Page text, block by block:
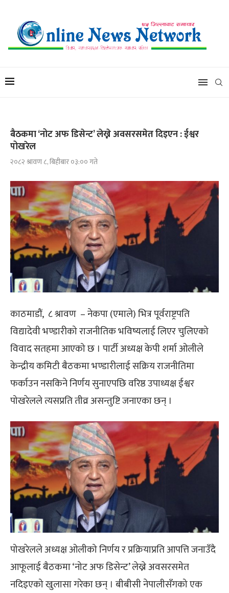
बैठकमा ‘नोट अफ डिसेन्ट’ लेख्ने अवसरसमेत दिइएन : ईश्वर
पोखरेल
२०८२ श्रावण ८, बिहीबार ०३:०० गते
काठमाडौं, ८ श्रावण –नेकपा (एमाले) भित्र पूर्वराष्ट्रपति
विद्यादेवी भण्डारीको राजनीतिक भविष्यलाई लिएर चुलिएको
विवाद सतहमा आएको छ । पार्टी अध्यक्ष केपी शर्मा ओलीले
केन्द्रीय कमिटी बैठकमा भण्डारीलाई सक्रिय राजनीतिमा
फर्काउन नसकिने निर्णय सुनाएपछि वरिष्ठ उपाध्यक्ष ईश्वर
पोखरेलले त्यसप्रति तीव्र असन्तुष्टि जनाएका छन् ।
पोखरेलले अध्यक्ष ओलीको निर्णय र प्रक्रियाप्रति आपत्ति जनाउँदै
आफूलाई बैठकमा ‘नोट अफ डिसेन्ट’ लेख्ने अवसरसमेत
नदिइएको खुलासा गरेका छन् । बीबीसी नेपालीसँगको एक